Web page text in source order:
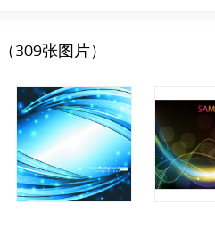
（309张图片）